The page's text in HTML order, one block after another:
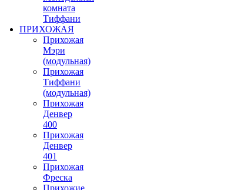
комната
Тиффани
ПРИХОЖАЯ
Прихожая
Мэри
(модульная)
Прихожая
Тиффани
(модульная)
Прихожая
Денвер
400
Прихожая
Денвер
401
Прихожая
Фреска
Прихожие